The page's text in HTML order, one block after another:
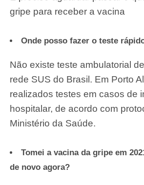
gripe para receber a vacina
Onde posso fazer o teste
Não existe teste ambulatorial
rede SUS do Brasil. Em Porto
realizados testes em casos de
hospitalar, de acordo com
Ministério da Saúde.
Tomei a vacina da gripe em
de novo agora?